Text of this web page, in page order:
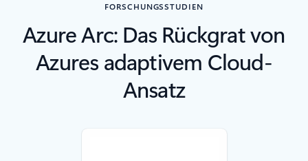
FORSCHUNGSSTUDIEN
Azure Arc: Das Rückgrat von
Azures adaptivem Cloud-
Ansatz